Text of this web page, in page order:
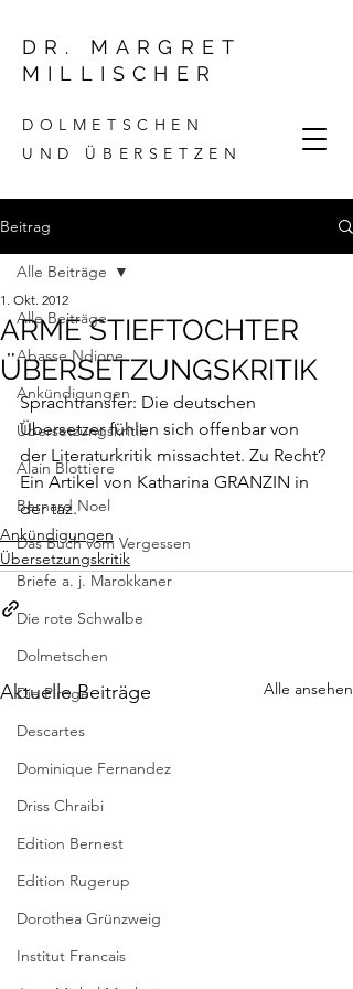
DR. MARGRET
MILLISCHER
DOLMETSCHEN
UND ÜBERSETZEN
Beitrag
Alle Beiträge
Abasse Ndione
Ankündigungen
Übersetzungskritik
Alain Blottiere
Bernard Noel
Das Buch vom Vergessen
Briefe a. j. Marokkaner
Die rote Schwalbe
Dolmetschen
Die Piroge
Descartes
Dominique Fernandez
Driss Chraibi
Edition Bernest
Edition Rugerup
Dorothea Grünzweig
Institut Francais
Alle Beiträge
ARME STIEFTOCHTER
ÜBERSETZUNGSKRITIK
1. Okt. 2012
Sprachtransfer: Die deutschen
Übersetzer fühlen sich offenbar von
der Literaturkritik missachtet. Zu Recht?
Ein Artikel von Katharina GRANZIN in
der taz.
Ankündigungen
Übersetzungskritik
Aktuelle Beiträge Alle ansehen